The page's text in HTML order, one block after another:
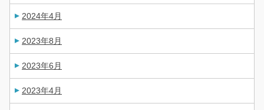
2024年4月
2023年8月
2023年6月
2023年4月